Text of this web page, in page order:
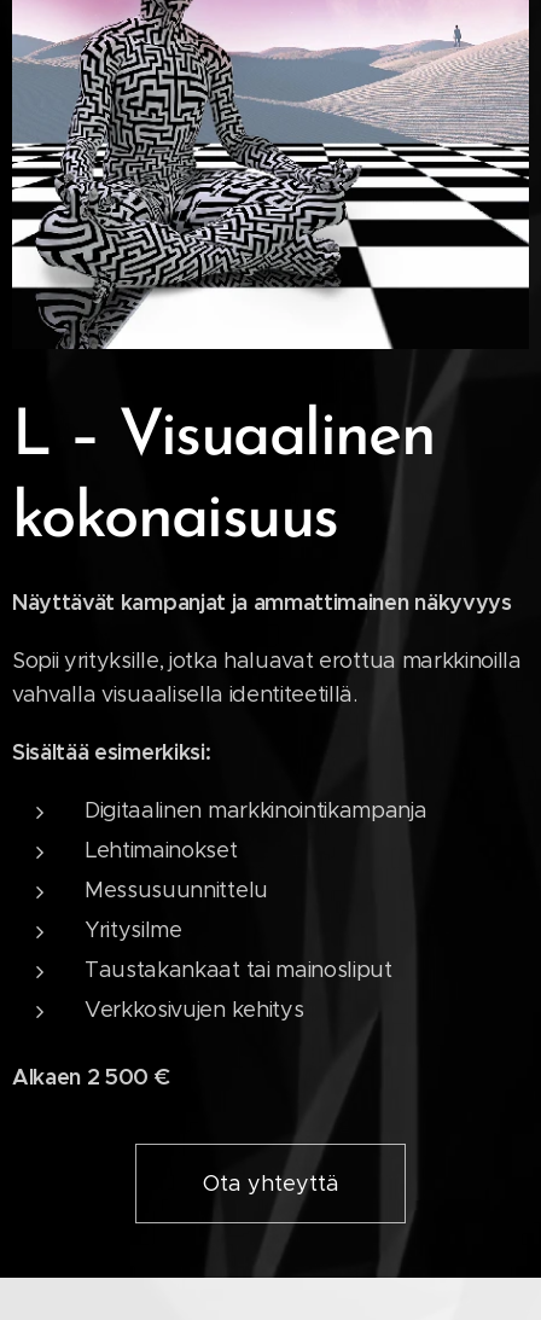
L – Visuaalinen
kokonaisuus
Näyttävät kampanjat ja ammattimainen näkyvyys
Sopii yrityksille, jotka haluavat erottua markkinoilla
vahvalla visuaalisella identiteetillä.
Sisältää esimerkiksi:
Digitaalinen markkinointikampanja
Lehtimainokset
Messusuunnittelu
Yritysilme
Taustakankaat tai mainosliput
Verkkosivujen kehitys
Alkaen 2 500 €
Ota yhteyttä